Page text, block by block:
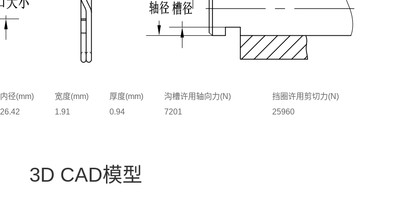
内径(mm) 宽度(mm) 厚度(mm) 沟槽许用轴向力(N)
挡圈许用剪切力(N)
26.42 1.91 0.94 7201 25960
3D CAD模型